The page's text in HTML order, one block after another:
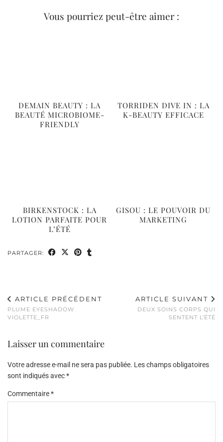
Vous pourriez peut-être aimer :
DEMAIN BEAUTY : LA
BEAUTÉ MICROBIOME-
FRIENDLY
TORRIDEN DIVE IN : LA
K-BEAUTY EFFICACE
BIRKENSTOCK : LA
LOTION PARFAITE POUR
L’ÉTÉ
GISOU : LE POUVOIR DU
MARKETING
PARTAGER:
ARTICLE PRÉCÉDENT
PLUME EYESHADOW
VIOLETTE_FR
ARTICLE SUIVANT
DEUX SOINS CORPS QUI
SENTENT L’ÉTÉ
Laisser un commentaire
Votre adresse e-mail ne sera pas publiée. Les champs obligatoires
sont indiqués avec*
Commentaire*